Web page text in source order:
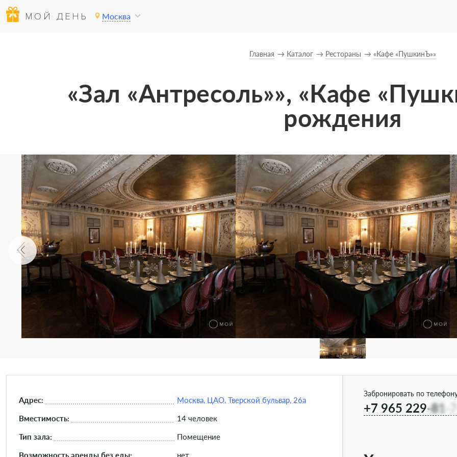
МОЙ ДЕНЬ Москва
Главная Каталог Рестораны «Кафе «ПушкинЪ»»
«Зал «Антресоль»», «Кафе
рождения
Адрес:
Москва, ЦАО, Тверской бульвар, 26а
Вместимость:
14 человек
Тип зала:
Помещение
Возможность аренды без еды:
нет
Забронировать по
+7 965 229-81-